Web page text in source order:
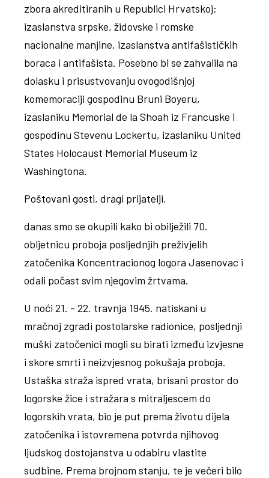
zbora akreditiranih u Republici Hrvatskoj;
izaslanstva srpske, židovske i romske
nacionalne manjine, izaslanstva antifašističkih
boraca i antifašista. Posebno bi se zahvalila na
dolasku i prisustvovanju ovogodišnjoj
komemoraciji gospodinu Bruni Boyeru,
izaslaniku Memorial de la Shoah iz Francuske i
gospodinu Stevenu Lockertu, izaslaniku United
States Holocaust Memorial Museum iz
Washingtona.
Poštovani gosti, dragi prijatelji,
danas smo se okupili kako bi obilježili 70.
obljetnicu proboja posljednjih preživjelih
zatočenika Koncentracionog logora Jasenovac i
odali počast svim njegovim žrtvama.
U noći 21. - 22. travnja 1945. natiskani u
mračnoj zgradi postolarske radionice, posljednji
muški zatočenici mogli su birati između izvjesne
i skore smrti i neizvjesnog pokušaja proboja.
Ustaška straža ispred vrata, brisani prostor do
logorske žice i stražara s mitraljescem do
logorskih vrata, bio je put prema životu dijela
zatočenika i istovremena potvrda njihovog
ljudskog dostojanstva u odabiru vlastite
sudbine. Prema brojnom stanju, te je večeri bilo